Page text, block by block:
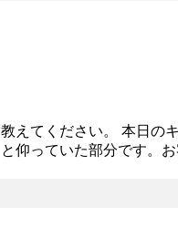
えてください。 本日
仰っていた部分です。